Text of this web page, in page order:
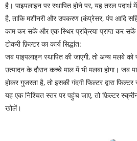
है। पाइपलाइन पर स्थापित होने पर, यह तरल पदार्थ
है, ताकि मशीनरी और उपकरण (कंप्रेसर, पंप आदि
काम कर सकें और एक स्थिर प्रक्रिया प्राप्त कर
टोकरी फ़िल्टर का कार्य सिद्धांत:
जब पाइपलाइन स्थापित की जाएगी, तो अन्य मलबे को
उत्पादन के दौरान कच्चे माल में भी मलबा होगा। जब
होकर गुजरता है, तो इसकी गंदगी फिल्टर द्वारा
यह एक निश्चित स्तर पर पहुंच जाए, तो फ़िल्टर
खोलें।